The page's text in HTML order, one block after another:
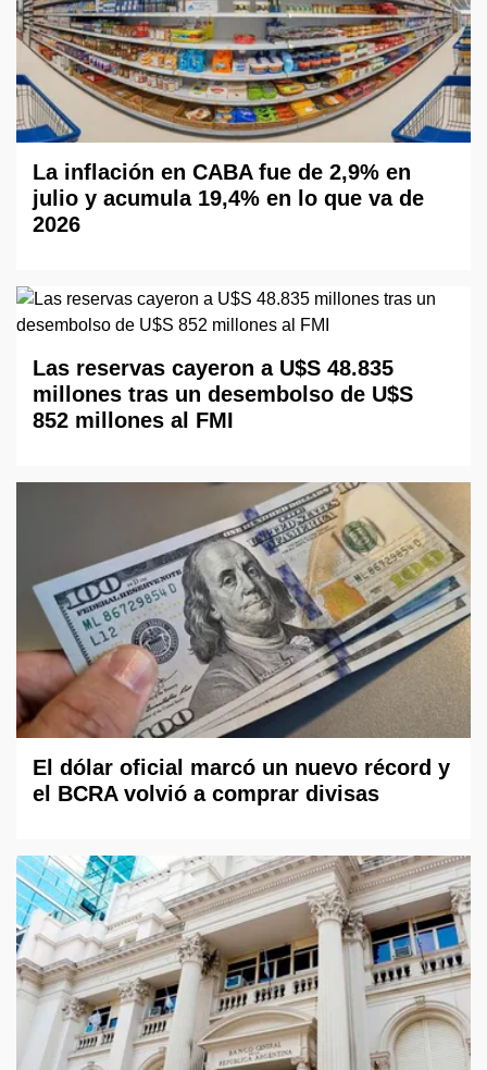
La inflación en CABA fue de 2,9% en
julio y acumula 19,4% en lo que va de
2026
Las reservas cayeron a U$S 48.835
millones tras un desembolso de U$S
852 millones al FMI
El dólar oficial marcó un nuevo récord y
el BCRA volvió a comprar divisas